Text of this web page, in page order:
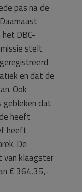
pas na de
DBC-
stelt
en dat de
Ook
gebleken dat
heeft
heeft
De
van klaagster
€ 364,35,-